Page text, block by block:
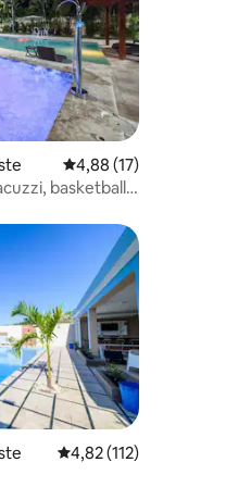
8 omtaler
4,88 ud af 5 i
4,88 (17)
basketball
4 omtaler
4,82 ud af 5 i
4,82 (112)